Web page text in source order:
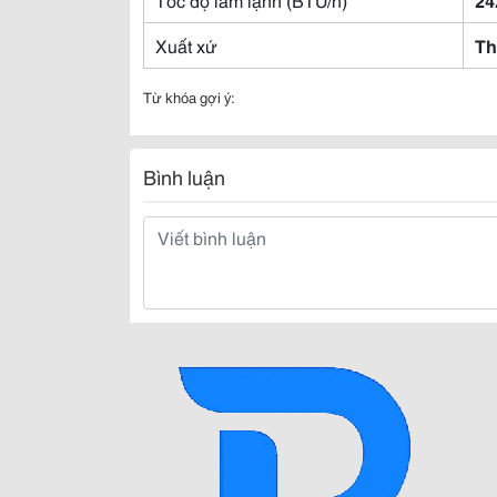
Xuất xứ
Từ khóa gợi ý:
Bình luận